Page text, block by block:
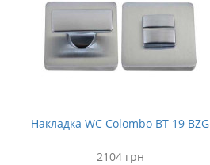
Накладка WC Colombo BT 19 BZG
2104 грн